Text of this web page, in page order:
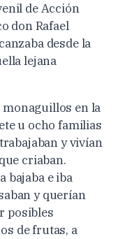
de Acción
don Rafael
desde la
lejana
monaguillos en la
u ocho familias
y vivían
criaban.
bajaba e iba
y querían
posibles
de frutas, a